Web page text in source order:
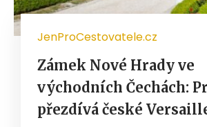
JenProCestovatele.cz
Zámek Nové Hrady ve
východních Čechách:
přezdívá české